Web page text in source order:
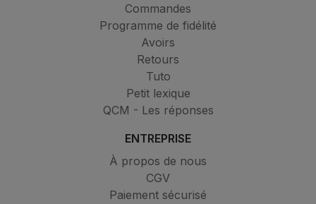
Commandes
Programme de fidélité
Avoirs
Retours
Tuto
Petit lexique
QCM - Les réponses
ENTREPRISE
À propos de nous
CGV
Paiement sécurisé